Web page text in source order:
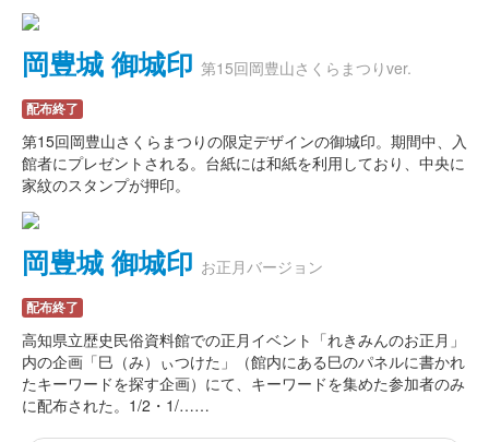
岡豊城 御城印 第15回岡豊山さくらまつりver.
配布終了
第15回岡豊山さくらまつりの限定デザインの御城印。期間中、入
館者にプレゼントされる。台紙には和紙を利用しており、中央に
家紋のスタンプが押印。
岡豊城 御城印 お正月バージョン
配布終了
高知県立歴史民俗資料館での正月イベント「れきみんのお正月」
内の企画「巳（み）ぃつけた」（館内にある巳のパネルに書かれ
たキーワードを探す企画）にて、キーワードを集めた参加者のみ
に配布された。1/2・1/……